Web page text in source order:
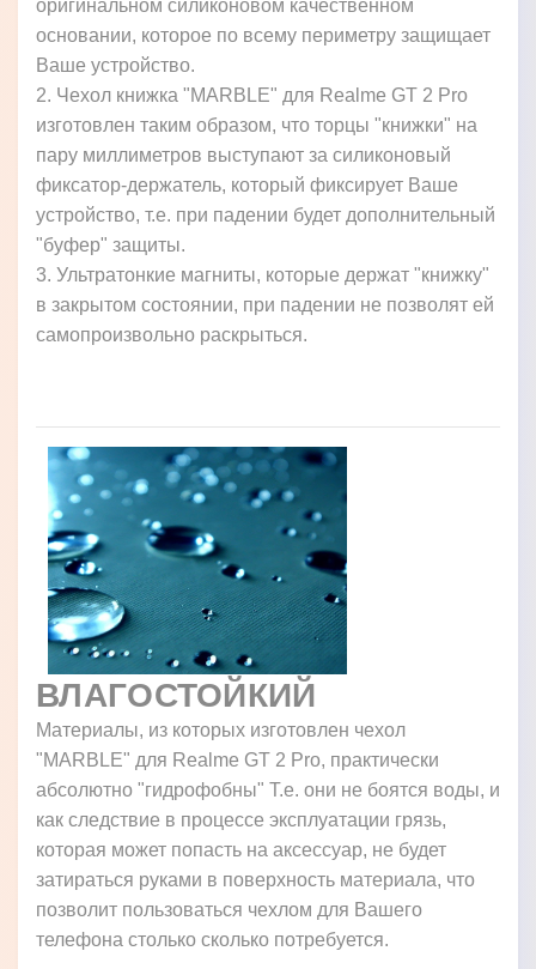
оригинальном силиконовом качественном
основании, которое по всему периметру защищает
Ваше устройство.
2. Чехол книжка "MARBLE" для Realme GT 2 Pro
изготовлен таким образом, что торцы "книжки" на
пару миллиметров выступают за силиконовый
фиксатор-держатель, который фиксирует Ваше
устройство, т.е. при падении будет дополнительный
"буфер" защиты.
3. Ультратонкие магниты, которые держат "книжку"
в закрытом состоянии, при падении не позволят ей
самопроизвольно раскрыться.
ВЛАГОСТОЙКИЙ
Материалы, из которых изготовлен чехол
"MARBLE" для Realme GT 2 Pro, практически
абсолютно "гидрофобны" Т.е. они не боятся воды, и
как следствие в процессе эксплуатации грязь,
которая может попасть на аксессуар, не будет
затираться руками в поверхность материала, что
позволит пользоваться чехлом для Вашего
телефона столько сколько потребуется.